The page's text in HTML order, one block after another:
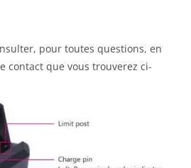
pour toutes questions, en
contact que vous trouverez ci-